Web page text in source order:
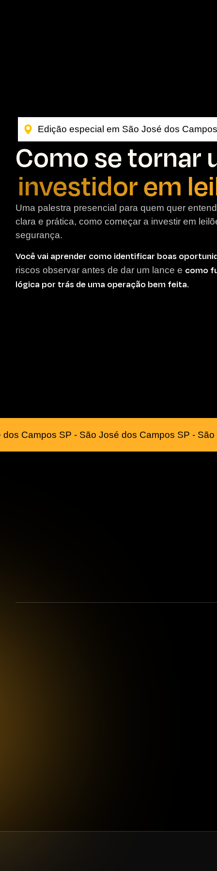
Edição especial em São José dos
Como se tornar
investidor em
Uma palestra presencial para quem quer
clara e prática, como começar a investir em
segurança.
Você vai aprender como identificar boas
riscos observar antes de dar um lance e como
lógica por trás de uma operação bem feita.
Campos SP - São José dos Campos SP -